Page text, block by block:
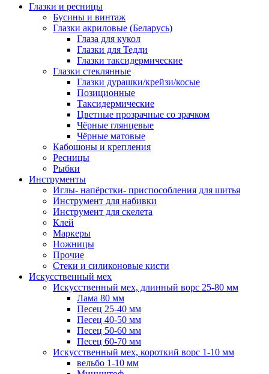
Глазки и ресницы
Бусины и винтаж
Глазки акриловые (Беларусь)
Глаза для кукол
Глазки для Тедди
Глазки таксидермические
Глазки стеклянные
Глазки дурашки/крейзи/косые
Позиционные
Таксидермические
Цветные прозрачные со зрачком
Чёрные глянцевые
Чёрные матовые
Кабошоны и крепления
Ресницы
Рыбки
Инструменты
Иглы- напёрстки- приспособления для шитья
Инструмент для набивки
Инструмент для скелета
Клей
Маркеры
Ножницы
Прочие
Стеки и силиконовые кисти
Искусственный мех
Искусственный мех, длинный ворс 25-80 мм
Лама 80 мм
Песец 25-40 мм
Песец 40-50 мм
Песец 50-60 мм
Песец 60-70 мм
Искусственный мех, короткий ворс 1-10 мм
вельбо 1-10 мм